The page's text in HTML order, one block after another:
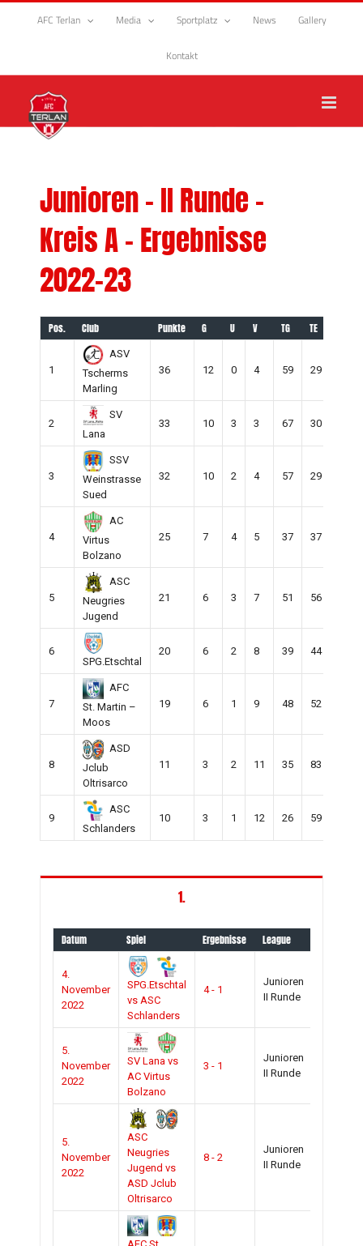
Zum
AFC Terlan Media Sportplatz News Gallery
Kontakt
Junioren – II Runde –
Kreis A – Ergebnisse
2022-23
Pos. Club Punkte G U V TG TE
1
ASV
Tscherms
Marling
36 12 0 4 59 29
2
SV
Lana
33 10 3 3 67 30
3
SSV
Weinstrasse
Sued
32 10 2 4 57 29
4
AC
Virtus
Bolzano
25 7 4 5 37 37
5
ASC
Neugries
Jugend
21 6 3 7 51 56
6
SPG.Etschtal
20 6 2 8 39 44
7
AFC
St. Martin –
Moos
19 6 1 9 48 52
8
ASD
Jclub
Oltrisarco
11 3 2 11 35 83
9
ASC
Schlanders
10 3 1 12 26 59
1.
Datum Spiel Ergebnisse League
4.
November
2022
SPG.Etschtal
vs ASC
Schlanders
4 - 1
Junioren
II Runde
5.
November
2022
SV Lana vs
AC Virtus
Bolzano
3 - 1
Junioren
II Runde
5.
November
2022
ASC
Neugries
Jugend vs
ASD Jclub
Oltrisarco
8 - 2
Junioren
II Runde